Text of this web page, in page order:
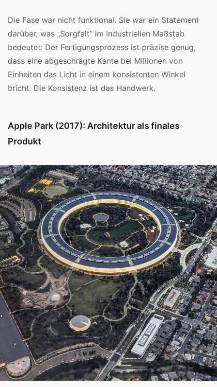
Die Fase war nicht funktional. Sie war ein Statement
darüber, was „Sorgfalt” im industriellen Maßstab
bedeutet: Der Fertigungsprozess ist präzise genug,
dass eine abgeschrägte Kante bei Millionen von
Einheiten das Licht in einem konsistenten Winkel
bricht. Die Konsistenz ist das Handwerk.
Apple Park (2017): Architektur als finales
Produkt